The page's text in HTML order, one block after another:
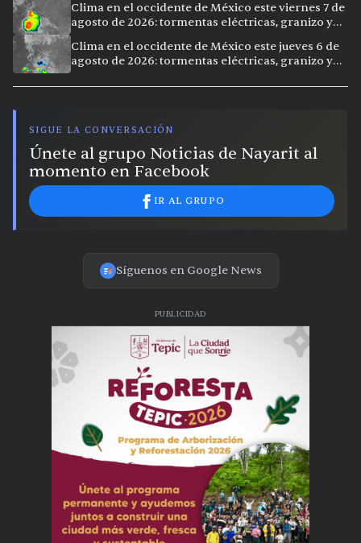
Clima en el occidente de México este viernes 7 de
agosto de 2026: tormentas eléctricas, granizo y
Clima en el occidente de México este jueves 6 de
agosto de 2026: tormentas eléctricas, granizo y
SIGUE LA CONVERSACIÓN
Únete al grupo Noticias de Nayarit al
momento en Facebook
IR AL GRUPO
Síguenos en Google News
PUBLICIDAD